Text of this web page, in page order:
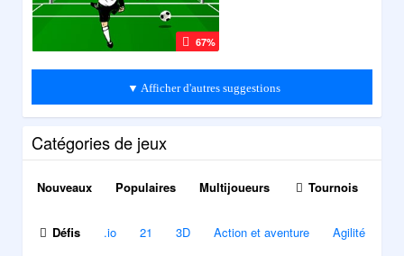
67%
▼ Afficher d'autres suggestions
Catégories de jeux
Nouveaux Populaires Multijoueurs Tournois
Défis .io 21 3D Action et aventure Agilité